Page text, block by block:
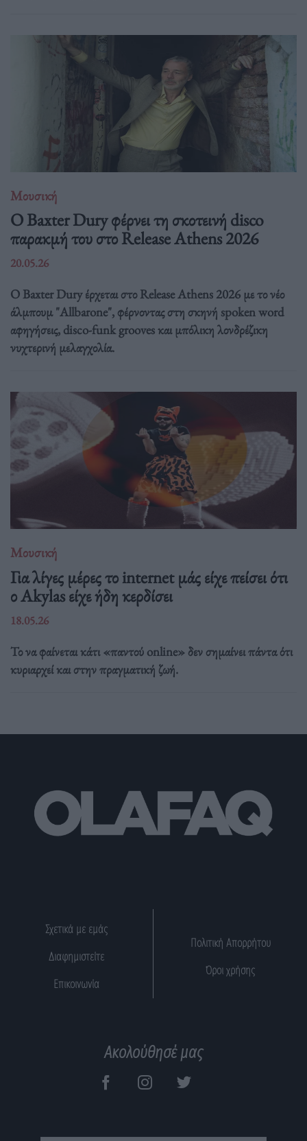
Μουσική
Ο Baxter Dury φέρνει τη σκοτεινή disco
παρακμή του στο Release Athens 2026
20.05.26
Ο Baxter Dury έρχεται στο Release Athens 2026 με το νέο
άλμπουμ "Allbarone", φέρνοντας στη σκηνή spoken word
αφηγήσεις, disco-funk grooves και μπόλικη λονδρέζικη
νυχτερινή μελαγχολία.
Μουσική
Για λίγες μέρες το internet μάς είχε πείσει ότι
ο Akylas είχε ήδη κερδίσει
18.05.26
Το να φαίνεται κάτι «παντού online» δεν σημαίνει πάντα ότι
κυριαρχεί και στην πραγματική ζωή.
Σχετικά με εμάς
Διαφημιστείτε
Επικοινωνία
Πολιτική Απορρήτου
Όροι χρήσης
Ακολούθησέ μας